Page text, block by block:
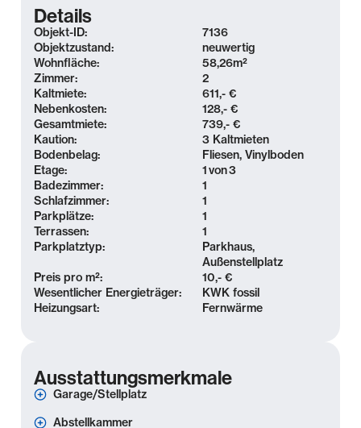
zwischen Leipzig und Halle (Saale) und bietet eine
ruhige Wohnlage in beschaulicher Umgebung. Die
Nähe zum Schladitzer See und der vielfältigen
Flusslandschaft offeriert Vielseitigkeit in Verbindung
mit städtischem und naturnahem Leben.
Zahlreiche Einkaufs- und
Unterhaltungsmöglichkeiten, etwa das Shopping
Center Nova Eventis, sind in kurzer Zeit erreichbar.
Zudem genießt Schkeuditz eine hervorragende
Infrastruktur, insbesondere die wenige Autominuten
entfernte Anbindung an die A9, die A14 und den
Flughafen Leipzig-Halle.
Ausstattung
- Zweitbezug
- EBK und andere Möbel können vom neuen Mieter
erworben werden
Details
Objekt-ID:
7136
Objektzustand:
neuwertig
Wohnfläche:
58,26m²
Zimmer:
2
Kaltmiete:
611,- €
Nebenkosten:
128,- €
Gesamtmiete:
739,- €
Kaution:
3 Kaltmieten
Bodenbelag:
Fliesen, Vinylboden
Etage:
1von3
Badezimmer:
1
Schlafzimmer:
1
Parkplätze:
1
Terrassen:
1
Parkplatztyp:
Parkhaus,
Außenstellplatz
Preis pro m²:
10,- €
Wesentlicher Energieträger:
KWK fossil
Heizungsart:
Fernwärme
Ausstattungsmerkmale
Garage/Stellplatz
Abstellkammer